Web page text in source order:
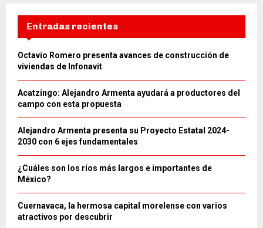
Entradas recientes
Octavio Romero presenta avances de construcción de
viviendas de Infonavit
Acatzingo: Alejandro Armenta ayudará a productores del
campo con esta propuesta
Alejandro Armenta presenta su Proyecto Estatal 2024-
2030 con 6 ejes fundamentales
¿Cuáles son los ríos más largos e importantes de
México?
Cuernavaca, la hermosa capital morelense con varios
atractivos por descubrir